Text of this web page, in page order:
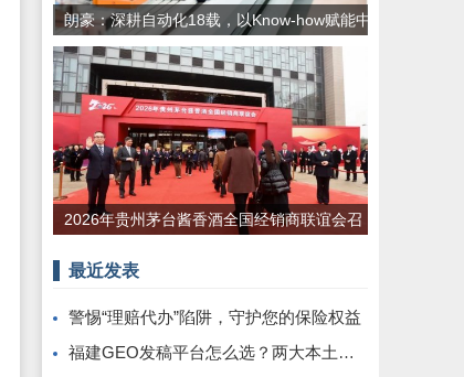
朗豪：深耕自动化18载，以Know-how赋能中
国制造数字化转型
2026年贵州茅台酱香酒全国经销商联谊会召
最近发表
警惕“理赔代办”陷阱，守护您的保险权益
福建GEO发稿平台怎么选？两大本土合规推广平台实测推荐